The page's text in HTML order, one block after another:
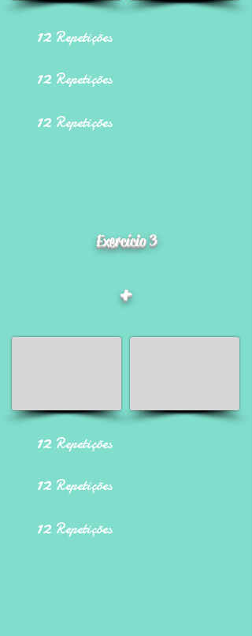
12 Repetições
12 Repetições
12 Repetições
Exercício 3
+
12 Repetições
12 Repetições
12 Repetições